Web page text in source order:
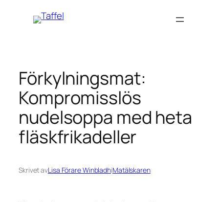
Förkylningsmat:
Kompromisslös
nudelsoppa med heta
fläskfrikadeller
Skrivet avLisa Förare WinbladhiMatälskaren